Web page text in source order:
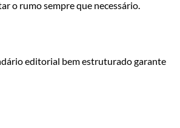
o rumo sempre que necessário.
editorial bem estruturado garante